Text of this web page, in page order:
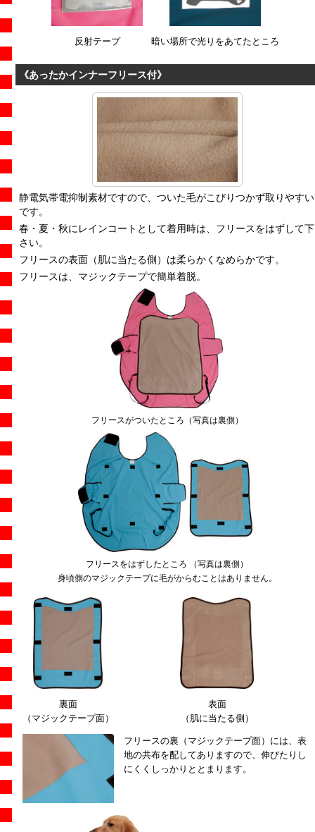
反射テープ 暗い場所で光りをあてたところ
《あったかインナーフリース付》
静電気帯電抑制素材ですので、ついた毛がこびりつかず取りやすい
です。
春・夏・秋にレインコートとして着用時は、フリースをはずして下
さい。
フリースの表面（肌に当たる側）は柔らかくなめらかです。
フリースは、マジックテープで簡単着脱。
フリースがついたところ（写真は裏側）
フリースをはずしたところ （写真は裏側）
身頃側のマジックテープに毛がからむことはありません。
裏面
（マジックテープ面）
表面
（肌に当たる側）
フリースの裏（マジックテープ面）には、表
地の共布を配してありますので、伸びたりし
にくくしっかりととまります。